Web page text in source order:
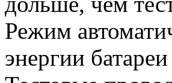
Режим
энергии батареи